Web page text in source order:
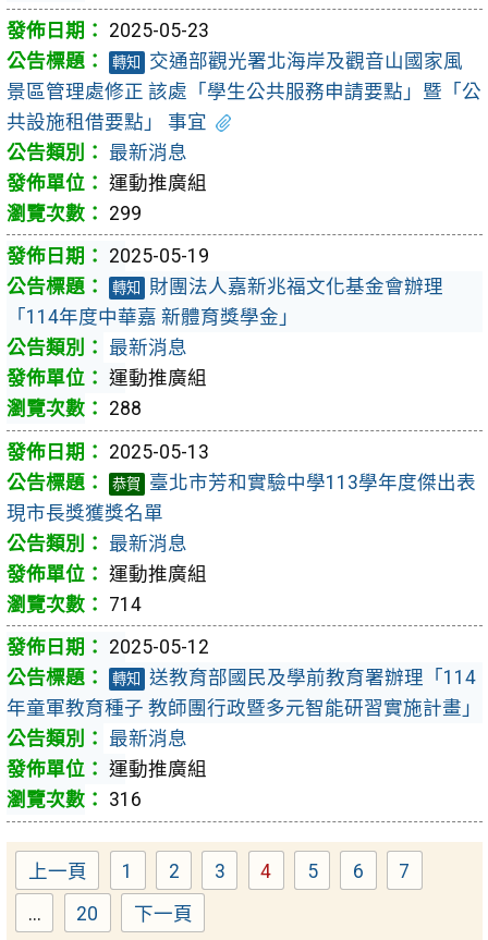
2025-05-23
轉知
交通部觀光署北海岸及觀音山國家風
景區管理處修正 該處「學生公共服務申請要點」暨「公
共設施租借要點」 事宜
最新消息
運動推廣組
299
2025-05-19
轉知
財團法人嘉新兆福文化基金會辦理
「114年度中華嘉 新體育獎學金」
最新消息
運動推廣組
288
2025-05-13
恭賀
臺北市芳和實驗中學113學年度傑出表
現市長獎獲獎名單
最新消息
運動推廣組
714
2025-05-12
轉知
送教育部國民及學前教育署辦理「114
年童軍教育種子 教師團行政暨多元智能研習實施計畫」
最新消息
運動推廣組
316
上一頁 Page
1 Page
2 Page
3 Page
4 Page
5 Page
6
7
...
Page
20 下一頁